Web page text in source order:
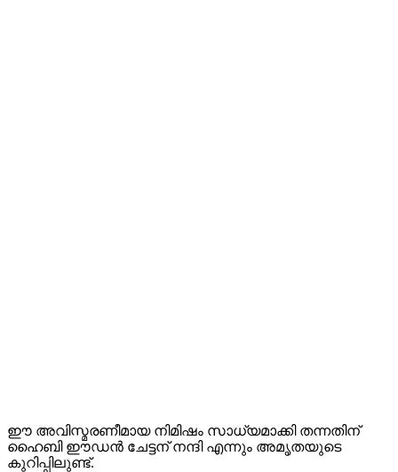
ഈ അവിസ്മരണീമായ നിമിഷം സാധ്യമാക്കി തന്നതിന്
ഹൈബി ഈഡന്‍ ചേട്ടന് നന്ദി എന്നും അമൃതയുടെ
കുറിപ്പിലുണ്ട്.